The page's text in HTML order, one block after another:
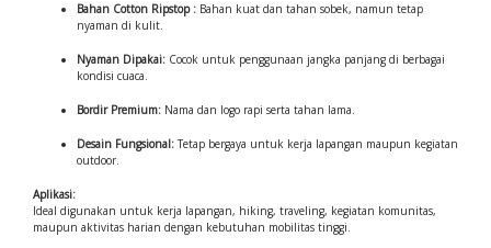
Bahan Cotton Ripstop : Bahan kuat dan tahan sobek, namun tetap
nyaman di kulit.
Nyaman Dipakai: Cocok untuk penggunaan jangka panjang di berbagai
kondisi cuaca.
Bordir Premium: Nama dan logo rapi serta tahan lama.
Desain Fungsional:Tetap bergaya untuk kerja lapangan maupun kegiatan
outdoor.
Aplikasi:
Ideal digunakan untuk kerja lapangan, hiking, traveling, kegiatan komunitas,
maupun aktivitas harian dengan kebutuhan mobilitas tinggi.